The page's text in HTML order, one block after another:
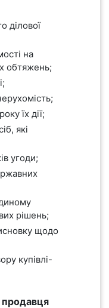
ділової
на
обтяжень;
їх дії;
які
угоди;
рішень;
щодо
купівлі-